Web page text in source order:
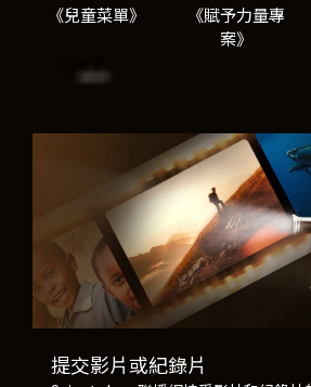
《兒童菜單》
《賦予力量專
案》
提交影片或紀錄片